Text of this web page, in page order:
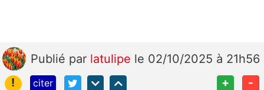
Publié par latulipe le 02/10/2025 à 21h56
!
citer + -